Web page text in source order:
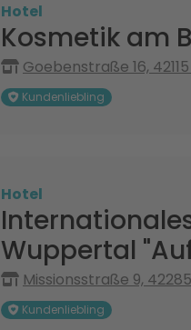
Hotel
Kosmetik am
Goebenstraße 16,
Kundenliebling
Hotel
Wuppertal
Missionsstraße 9,
Kundenliebling